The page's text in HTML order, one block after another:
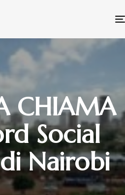
CHIAMA
Social
Nairobi